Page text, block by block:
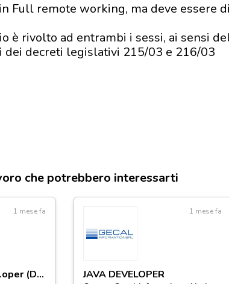
Full remote working, ma deve essere
è rivolto ad entrambi i sessi, ai sensi
dei decreti legislativi 215/03 e 216/03
che potrebbero interessarti
1 mese fa
Java Back-end Developer (DEN)
1 mese fa
JAVA DEVELOPER